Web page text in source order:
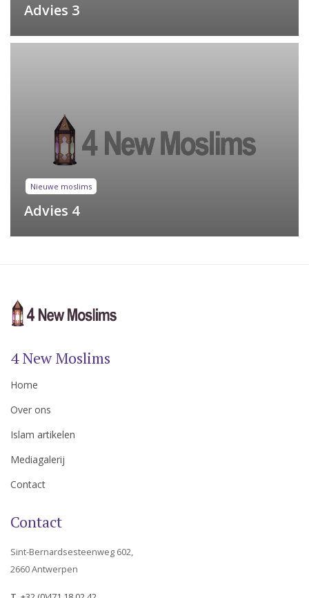
Advies 3
Nieuwe moslims
Advies 4
4 New Moslims
Home
Over ons
Islam artikelen
Mediagalerij
Contact
Contact
Sint-Bernardsesteenweg 602,
2660 Antwerpen